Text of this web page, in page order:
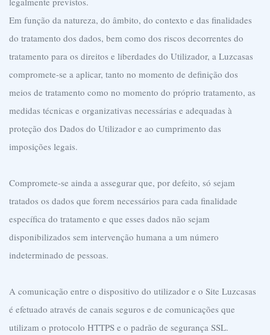
Em função da natureza, do âmbito, do contexto e das finalidades
do tratamento dos dados, bem como dos riscos decorrentes do
tratamento para os direitos e liberdades do Utilizador, a Luzcasas
compromete-se a aplicar, tanto no momento de definição dos
meios de tratamento como no momento do próprio tratamento, as
medidas técnicas e organizativas necessárias e adequadas à
proteção dos Dados do Utilizador e ao cumprimento das
imposições legais.
Compromete-se ainda a assegurar que, por defeito, só sejam
tratados os dados que forem necessários para cada finalidade
específica do tratamento e que esses dados não sejam
disponibilizados sem intervenção humana a um número
indeterminado de pessoas.
A comunicação entre o dispositivo do utilizador e o Site Luzcasas
é efetuado através de canais seguros e de comunicações que
utilizam o protocolo HTTPS e o padrão de segurança SSL.